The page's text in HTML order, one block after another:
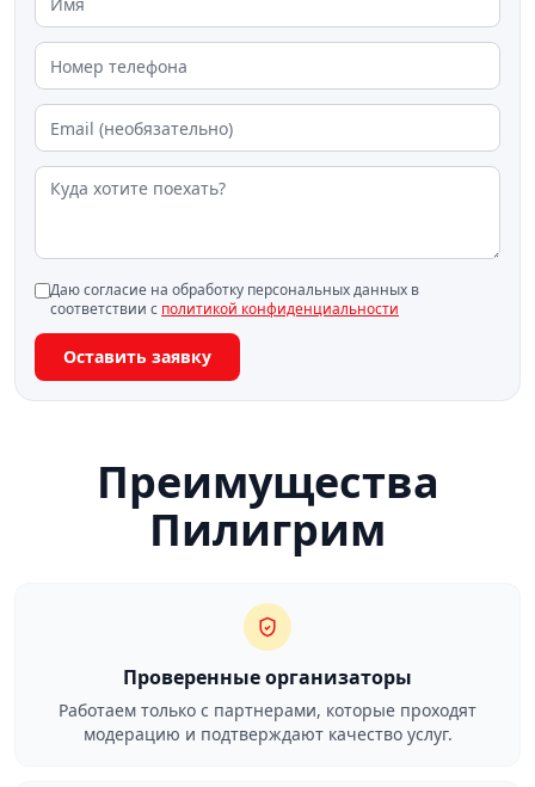
Даю согласие на обработку персональных данных в
соответствии с политикой конфиденциальности
Оставить заявку
Преимущества
Пилигрим
Проверенные организаторы
Работаем только с партнерами, которые проходят
модерацию и подтверждают качество услуг.